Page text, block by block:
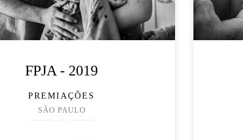
FPJA - 2019
PREMIAÇÕES
SÃO PAULO